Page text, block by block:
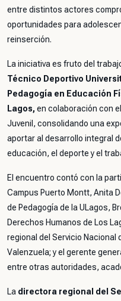
entre distintos actores
oportunidades para
reinserción.
La iniciativa es fruto del
Técnico Deportivo
Pedagogía en Educación
Lagos, en colaboración con
Juvenil, consolidando una
aportar al desarrollo integral
educación, el deporte y el
El encuentro contó con la
Campus Puerto Montt, Anita
de Pedagogía de la ULagos,
Derechos Humanos de Los
regional del Servicio Nacional
Valenzuela; y el gerente
entre otras autoridades,
La directora regional del